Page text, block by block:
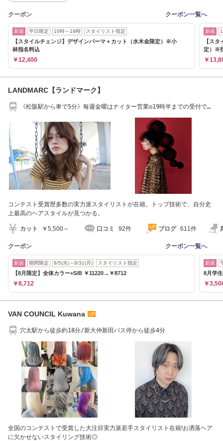
クーポン クーポン一覧へ
新規 平日限定 10時～19時 スタイリスト指定
【スタイルチェンジ】デザインパーマ＋カット（水木金限定）※小
林指名料込
￥12,400
新規
【ス
定）※
￥
LANDMARC【ランドマーク】
《松阪駅から車で5分》毎週金曜はナイター営業◎19時半までの受付で仕
コンテスト受賞歴多数の実力派スタイリストが在籍。トップ技術で、自分史
上最高のヘアスタイルが見つかる。
カット ￥5,500～ 口コミ 92件 ブログ 611件
クーポン クーポン一覧へ
新規 期間限定 8/5(水)～8/31(月) スタイリスト指定
【8月限定】全体カラー+S/B ￥11220→￥8712
￥8,712
新規
8月学
￥
VAN COUNCIL Kuwana
穴太駅から徒歩約18分/新大仲新田バス停から徒歩4分
全国のコンテストで受賞した大注目実力派若手スタイリスト在籍!お洒落ヘア
に欠かせないスタイリング技術◎